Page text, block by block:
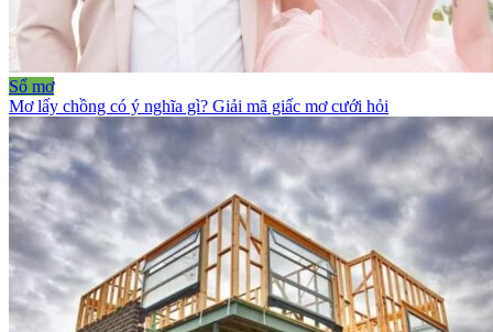
Sổ mơ
Mơ lấy chồng có ý nghĩa gì? Giải mã giấc mơ cưới hỏi